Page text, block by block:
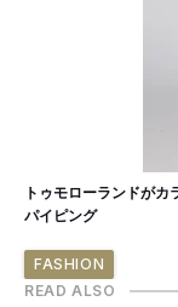
トゥモローランドが
パイピング
FASHION
READ ALSO